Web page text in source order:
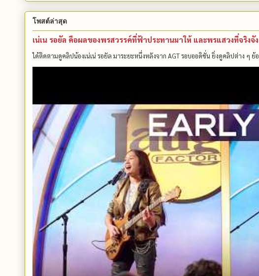
โพสต์ล่าสุด
เน่เน รอยัล คือผลของพรสวรรค์ที่ฟ้าประทานมาให้ และพรแสวงที่จริงจัง
ได้ติดตามดูคลิปน้องเน่เน่ รอยัล มาระยะหนึ่งหลังจาก AGT รอบออดิชั่น ยิ่งดูคลิปต่าง ๆ